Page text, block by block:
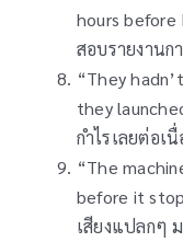
hours before
สอบรายงานก
“They
they
กำไรเลยต่อเ
“The
before it
เสียงแปลกๆ